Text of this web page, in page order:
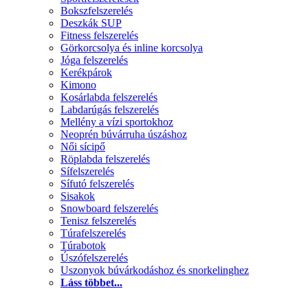
Bokszfelszerelés
Deszkák SUP
Fitness felszerelés
Görkorcsolya és inline korcsolya
Jóga felszerelés
Kerékpárok
Kimono
Kosárlabda felszerelés
Labdarúgás felszerelés
Mellény a vízi sportokhoz
Neoprén búvárruha úszáshoz
Női sícipő
Röplabda felszerelés
Sífelszerelés
Sífutó felszerelés
Sisakok
Snowboard felszerelés
Tenisz felszerelés
Túrafelszerelés
Túrabotok
Úszófelszerelés
Uszonyok búvárkodáshoz és snorkelinghez
Láss többet...